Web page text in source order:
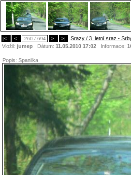
|< < 260 / 694 > >|
Srazy / 3. letní sraz -
Vložil: jumep Dátum: 11.05.2010 17:02 Informace:
Popis: Spanilka